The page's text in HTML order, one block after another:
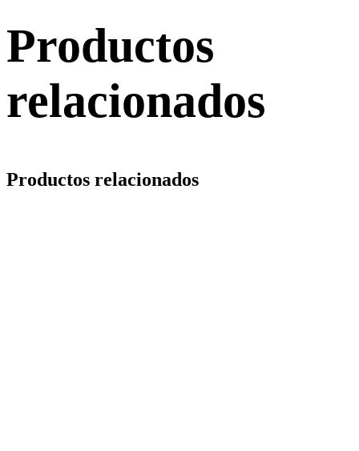
Productos
relacionados
Productos relacionados